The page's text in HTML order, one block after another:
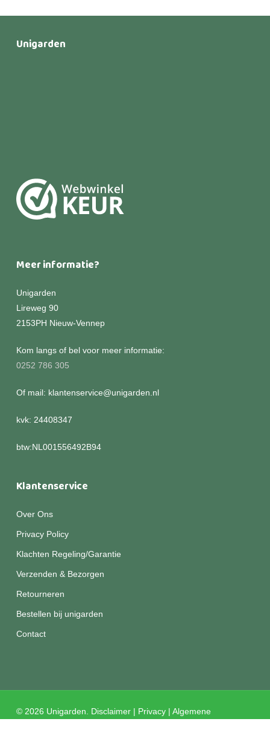
Unigarden
Meer informatie?
Unigarden
Lireweg 90
2153PH Nieuw-Vennep
Kom langs of bel voor meer informatie:
0252 786 305
Of mail: klantenservice@unigarden.nl
kvk: 24408347
btw:NL001556492B94
Klantenservice
Over Ons
Privacy Policy
Klachten Regeling/Garantie
Verzenden & Bezorgen
Retourneren
Bestellen bij unigarden
Contact
© 2026 Unigarden. Disclaimer| Privacy| Algemene